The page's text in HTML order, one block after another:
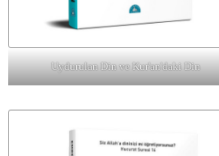
Uydurulan Din ve Kur'an'daki Din